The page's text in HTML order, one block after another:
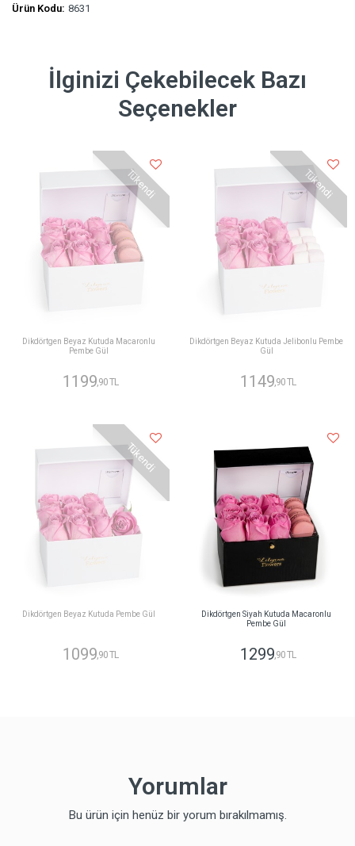
Ürün Kodu: 8631
İlginizi Çekebilecek Bazı
Seçenekler
Tükendi
Dikdörtgen Beyaz Kutuda Macaronlu
Pembe Gül
1199 ,90 TL
Tükendi
Dikdörtgen Beyaz Kutuda Jelibonlu Pembe
Gül
1149 ,90 TL
Tükendi
Dikdörtgen Beyaz Kutuda Pembe Gül
1099,90 TL
Dikdörtgen Siyah Kutuda Macaronlu
Pembe Gül
1299,90 TL
Yorumlar
Bu ürün için henüz bir yorum bırakılmamış.